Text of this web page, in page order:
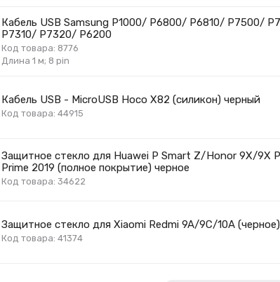
Кабель USB Samsung P1000/ P6800/ P6810/ P7500/
P7310/ P7320/ P6200
Код товара: 8776
Длина 1 м; 8 pin
Кабель USB - MicroUSB Hoco X82 (силикон) черный
Код товара: 44915
Защитное стекло для Huawei P Smart Z/Honor 9X/9X
Prime 2019 (полное покрытие) черное
Код товара: 34622
Защитное стекло для Xiaomi Redmi 9A/9C/10A
Код товара: 41374